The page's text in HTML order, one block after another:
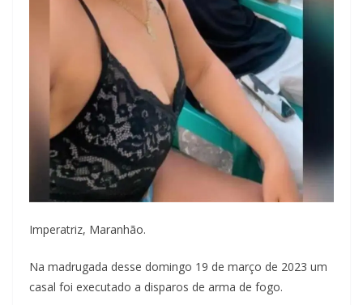
Imperatriz, Maranhão.
Na madrugada desse domingo 19 de março de 2023 um
casal foi executado a disparos de arma de fogo.